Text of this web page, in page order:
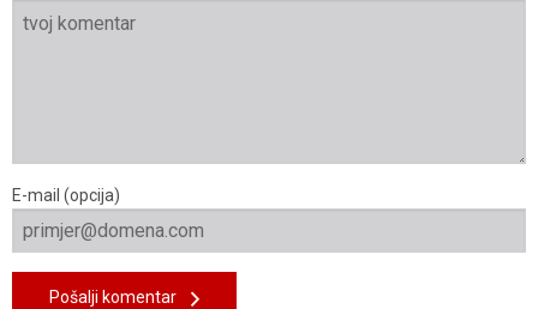
E-mail (opcija)
Pošalji komentar